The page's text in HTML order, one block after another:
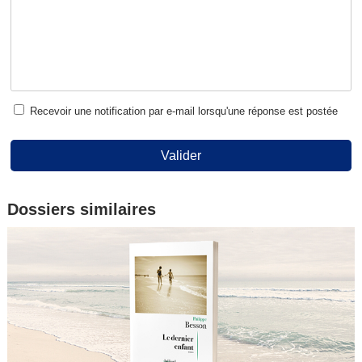
Recevoir une notification par e-mail lorsqu'une réponse est postée
Valider
Dossiers similaires